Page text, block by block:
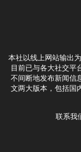
本社以线上网站输出
目前已与各大社交平
不间断地发布新闻信
文两大版本，包括国
联系我